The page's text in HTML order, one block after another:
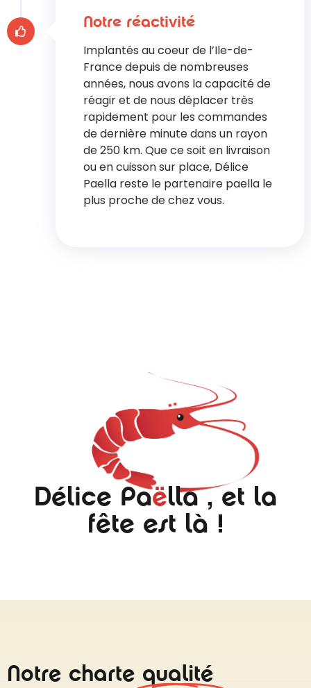
Notre réactivité
Implantés au coeur de l’Ile-de-
France depuis de nombreuses
années, nous avons la capacité de
réagir et de nous déplacer très
rapidement pour les commandes
de dernière minute dans un rayon
de 250 km. Que ce soit en livraison
ou en cuisson sur place, Délice
Paella reste le partenaire paella le
plus proche de chez vous.
Délice Paëlla , et la
fête est là !
Notre charte qualité